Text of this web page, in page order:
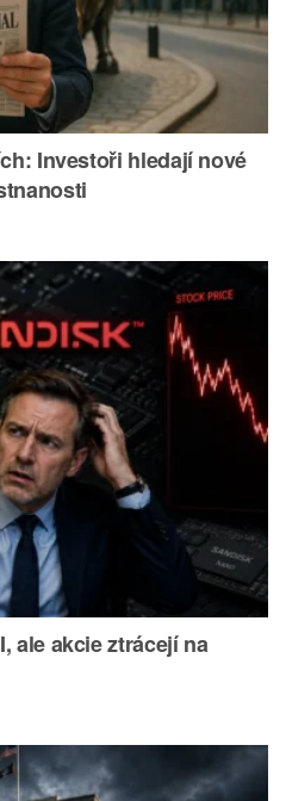
Investoři hledají nové
ale akcie ztrácejí na